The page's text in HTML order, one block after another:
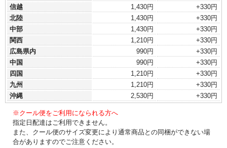
信越
1,430円
+330円
北陸
1,430円
+330円
中部
1,430円
+330円
関西
1,210円
+330円
広島県内
990円
+330円
中国
990円
+330円
四国
1,210円
+330円
九州
1,210円
+330円
沖縄
2,530円 +330円
※クール便をご利用になられる方へ
指定日配達はご利用できません。
また、クール便のサイズ変更により通常商品との同梱ができない場
合がありますのでご注意ください。